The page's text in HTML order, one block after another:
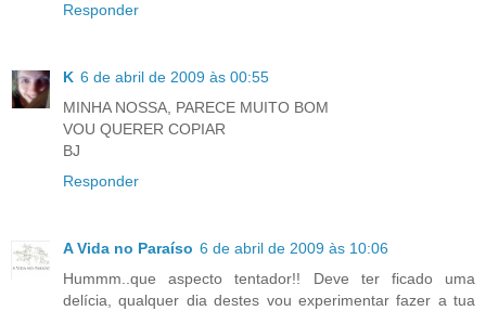
Responder
K 6 de abril de 2009 às 00:55
MINHA NOSSA, PARECE MUITO BOM
VOU QUERER COPIAR
BJ
Responder
A Vida no Paraíso 6 de abril de 2009 às 10:06
Hummm..que aspecto tentador!! Deve ter ficado uma
delícia, qualquer dia destes vou experimentar fazer a tua